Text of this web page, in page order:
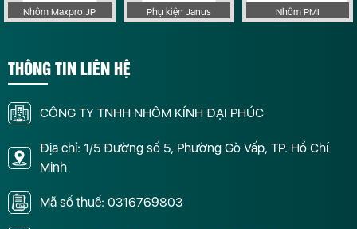
Nhôm Maxpro.JP Phụ kiện Janus Nhôm PMI
THÔNG TIN LIÊN HỆ
CÔNG TY TNHH NHÔM KÍNH ĐẠI PHÚC
Địa chỉ: 1/5 Đường số 5, Phường Gò Vấp, TP. Hồ Chí
Minh
Mã số thuế: 0316769803